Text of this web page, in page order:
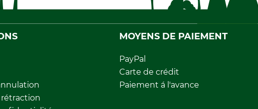
MOYENS DE PAIEMENT
PayPal
Carte de crédit
Paiement á l'avance